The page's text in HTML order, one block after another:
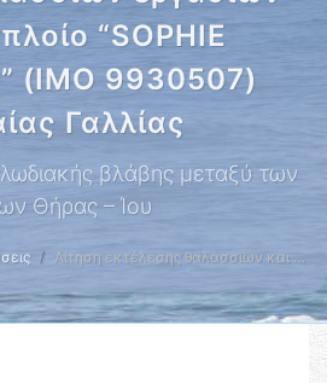
“SOPHIE
(IMO 9930507)
Γαλλίας
βλάβης μεταξύ των
Θήρας – Ίου
Αίτηση εκτέλεσης θαλάσσιων και …